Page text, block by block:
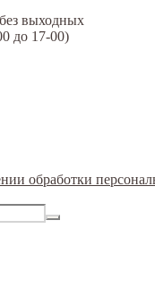
выходных
до 17-00)
обработки